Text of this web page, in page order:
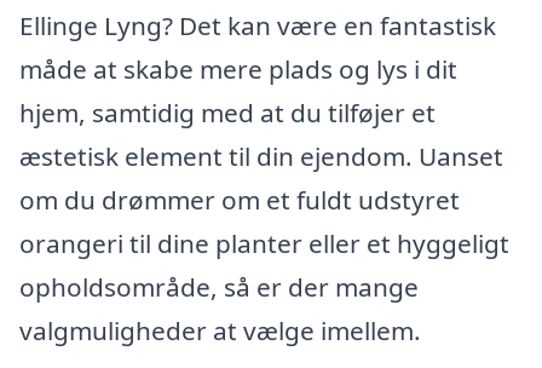
Ellinge Lyng? Det kan være en fantastisk
måde at skabe mere plads og lys i dit
hjem, samtidig med at du tilføjer et
æstetisk element til din ejendom. Uanset
om du drømmer om et fuldt udstyret
orangeri til dine planter eller et hyggeligt
opholdsområde, så er der mange
valgmuligheder at vælge imellem.